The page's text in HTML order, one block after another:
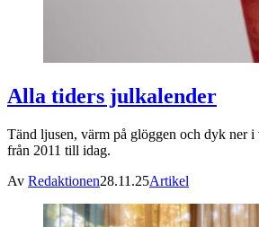
Alla tiders julkalender
Tänd ljusen, värm på glöggen och dyk ner
från 2011 till idag.
Av Redaktionen28.11.25Artikel